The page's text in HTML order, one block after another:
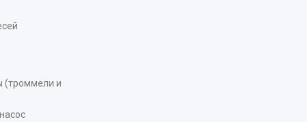
(троммели и